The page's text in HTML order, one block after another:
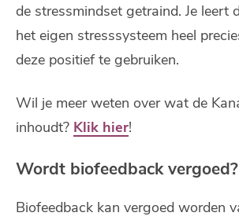
de stressmindset getraind. Je leert
het eigen stresssysteem heel
deze positief te gebruiken.
Wil je meer weten over wat de
inhoudt? Klik hier!
Wordt biofeedback vergoed?
Biofeedback kan vergoed worden